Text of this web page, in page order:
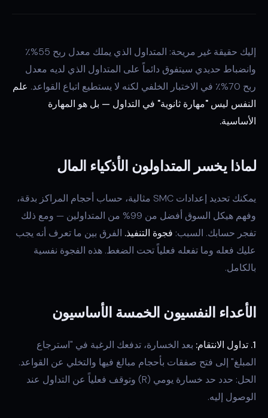
إليك حقيقة غير مريحة: المتداول الذي يملك معدل ربح 55%٪
وانضباط حديدي سيتفوق دائماً على المتداول الذي لديه معدل
ربح 70%٪ في الاختبار الخلفي لكنه لا يستطيع اتباع القواعد.
علم
النفس ليس "مهارة ثانوية" في التداول — بل هو المهارة
الأساسية.
لماذا يخسر المتداولون الأذكياء المال
يمكنك تحديد إعدادات SMC مثالية، حساب أحجام المراكز بدقة،
وفهم هيكل السوق أفضل من 99% من المتداولين — ومع ذلك
تفجر حسابك. السبب: فجوة التنفيذ. الفرق بين ما تعرف أنه يجب
عليك فعله وما تفعله فعلياً تحت الضغط. هذه الفجوة نفسية
بالكامل.
الأعداء النفسيون الخمسة الأساسيون
1. تداول الانتقام:
بعد الخسارة، تدفعك الرغبة في "استرجاع
المبلغ" إلى فتح صفقات بأحجام مبالغ فيها والتخلي عن القواعد.
الحل: حدد حد خسارة يومي (R) وتوقف فعلياً عن التداول عند
الوصول إليه.